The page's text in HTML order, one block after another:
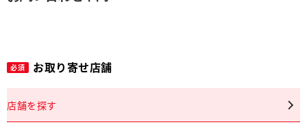
必須 お取り寄せ店舗
店舗を探す